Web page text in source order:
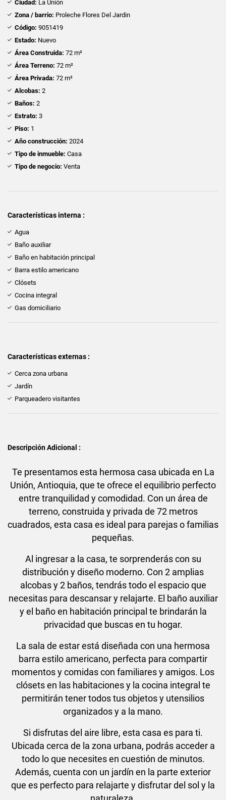
Ciudad: La Unión
Zona / barrio: Proleche Flores Del Jardin
Código: 9051419
Estado: Nuevo
Área Construida: 72 m²
Área Terreno: 72 m²
Área Privada: 72 m²
Alcobas: 2
Baños: 2
Estrato: 3
Piso: 1
Año construcción: 2024
Tipo de inmueble: Casa
Tipo de negocio: Venta
Características interna :
Agua
Baño auxiliar
Baño en habitación principal
Barra estilo americano
Clósets
Cocina integral
Gas domiciliario
Características externas :
Cerca zona urbana
Jardín
Parqueadero visitantes
Descripción Adicional :
Te presentamos esta hermosa casa ubicada en La
Unión, Antioquia, que te ofrece el equilibrio perfecto
entre tranquilidad y comodidad. Con un área de
terreno, construida y privada de 72 metros
cuadrados, esta casa es ideal para parejas o familias
pequeñas.
Al ingresar a la casa, te sorprenderás con su
distribución y diseño moderno. Con 2 amplias
alcobas y 2 baños, tendrás todo el espacio que
necesitas para descansar y relajarte. El baño auxiliar
y el baño en habitación principal te brindarán la
privacidad que buscas en tu hogar.
La sala de estar está diseñada con una hermosa
barra estilo americano, perfecta para compartir
momentos y comidas con familiares y amigos. Los
clósets en las habitaciones y la cocina integral te
permitirán tener todos tus objetos y utensilios
organizados y a la mano.
Si disfrutas del aire libre, esta casa es para ti.
Ubicada cerca de la zona urbana, podrás acceder a
todo lo que necesites en cuestión de minutos.
Además, cuenta con un jardín en la parte exterior
que es perfecto para relajarte y disfrutar del sol y la